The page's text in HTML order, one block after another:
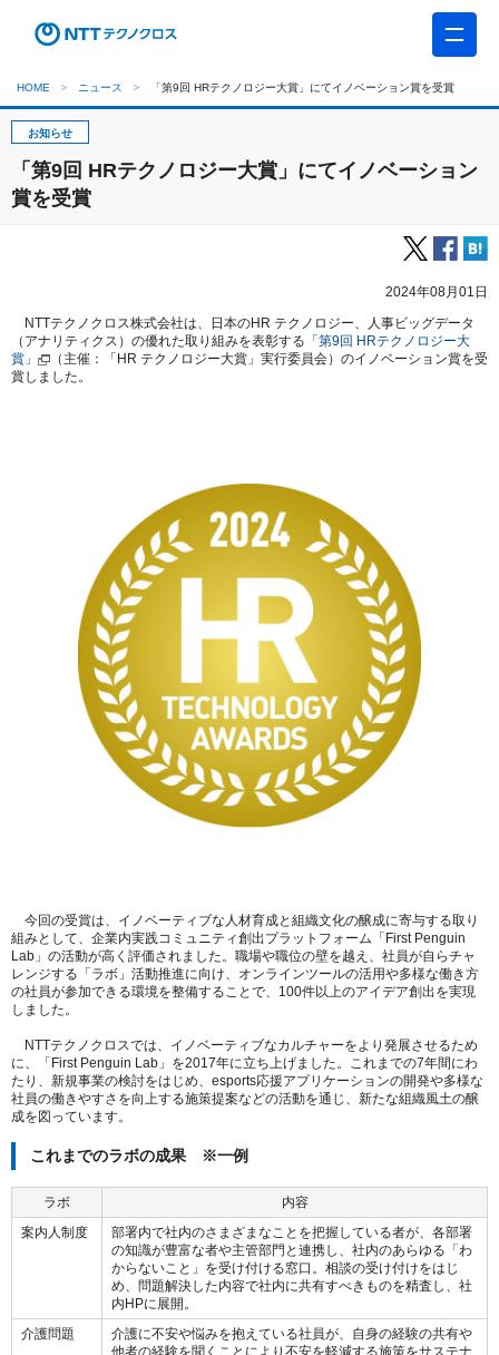
HOME ニュース 「第9回 HRテクノロジー大賞」にてイノベーション賞を受賞
お知らせ
「第9回 HRテクノロジー大賞」にてイノベーション
賞を受賞
2024年08月01日
NTTテクノクロス株式会社は、日本のHR テクノロジー、人事ビッグデータ
（アナリティクス）の優れた取り組みを表彰する 「第9回 HRテクノロジー大
賞」
（主催：「HR テクノロジー大賞」実行委員会）のイノベーション賞を受
賞しました。
今回の受賞は、イノベーティブな人材育成と組織文化の醸成に寄与する取り
組みとして、企業内実践コミュニティ創出プラットフォーム「First Penguin
Lab」の活動が高く評価されました。職場や職位の壁を越え、社員が自らチャ
レンジする「ラボ」活動推進に向け、オンラインツールの活用や多様な働き方
の社員が参加できる環境を整備することで、100件以上のアイデア創出を実現
しました。
NTTテクノクロスでは、イノベーティブなカルチャーをより発展させるため
に、「First Penguin Lab」を2017年に立ち上げました。これまでの7年間にわ
たり、新規事業の検討をはじめ、esports応援アプリケーションの開発や多様な
社員の働きやすさを向上する施策提案などの活動を通じ、新たな組織風土の醸
成を図っています。
これまでのラボの成果 ※一例
ラボ
内容
案内人制度
部署内で社内のさまざまなことを把握している者が、各部署
の知識が豊富な者や主管部門と連携し、社内のあらゆる「わ
からないこと」を受け付ける窓口。相談の受け付けをはじ
め、問題解決した内容で社内に共有すべきものを精査し、社
内HPに展開。
介護問題
介護に不安や悩みを抱えている社員が、自身の経験の共有や
他者の経験を聞くことにより不安を軽減する施策をサステナ